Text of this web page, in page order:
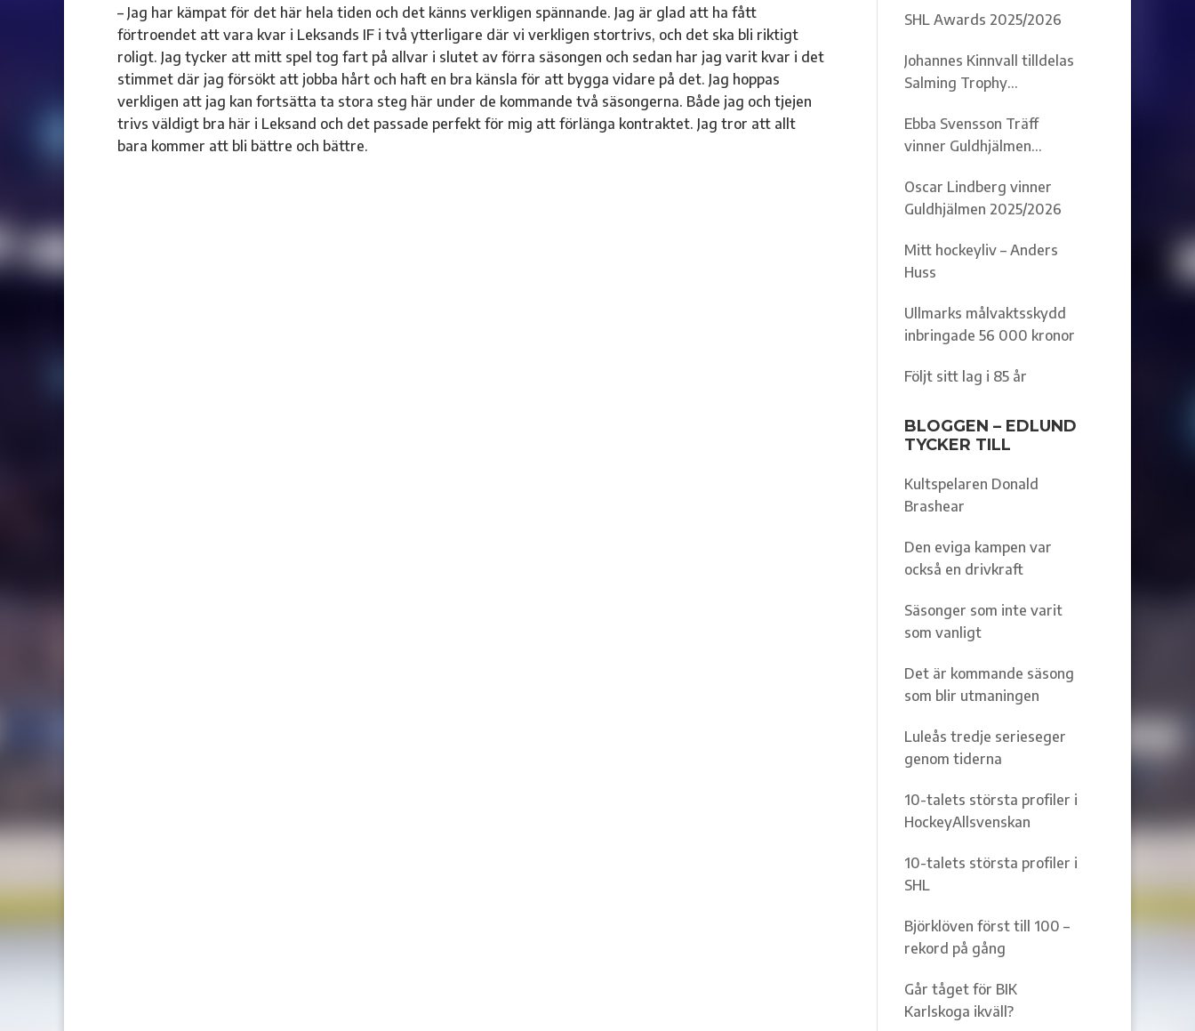
– Jag har kämpat för det här hela tiden och det känns verkligen spännande. Jag är glad att ha fått
förtroendet att vara kvar i Leksands IF i två ytterligare där vi verkligen stortrivs, och det ska bli riktigt
roligt. Jag tycker att mitt spel tog fart på allvar i slutet av förra säsongen och sedan har jag varit kvar i det
stimmet där jag försökt att jobba hårt och haft en bra känsla för att bygga vidare på det. Jag hoppas
verkligen att jag kan fortsätta ta stora steg här under de kommande två säsongerna. Både jag och tjejen
trivs väldigt bra här i Leksand och det passade perfekt för mig att förlänga kontraktet. Jag tror att allt
bara kommer att bli bättre och bättre.
SHL Awards 2025/2026
Johannes Kinnvall tilldelas
Salming Trophy
Ebba Svensson Träff
vinner Guldhjälmen
Oscar Lindberg vinner
Guldhjälmen 2025/2026
Mitt hockeyliv – Anders
Huss
Ullmarks målvaktsskydd
inbringade 56 000 kronor
Följt sitt lag i 85 år
BLOGGEN – EDLUND
TYCKER TILL
Kultspelaren Donald
Brashear
Den eviga kampen var
också en drivkraft
Säsonger som inte varit
som vanligt
Det är kommande säsong
som blir utmaningen
Luleås tredje serieseger
genom tiderna
10-talets största profiler i
HockeyAllsvenskan
10-talets största profiler i
SHL
Björklöven först till 100 –
rekord på gång
Går tåget för BIK
Karlskoga ikväll?